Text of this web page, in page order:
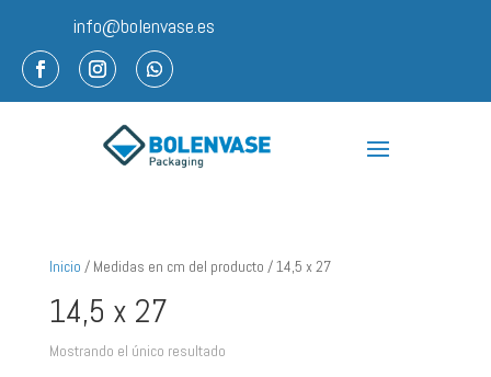
info@bolenvase.es
Inicio / Medidas en cm del producto / 14,5 x 27
14,5 x 27
Mostrando el único resultado